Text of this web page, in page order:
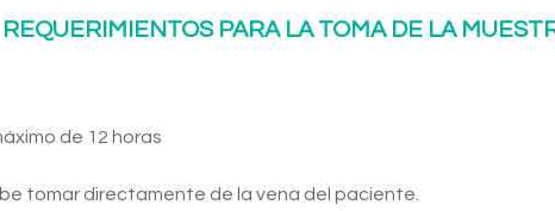
REQUERIMIENTOS PARA LA TOMA DE LA
de 12 horas
tomar directamente de la vena del paciente.